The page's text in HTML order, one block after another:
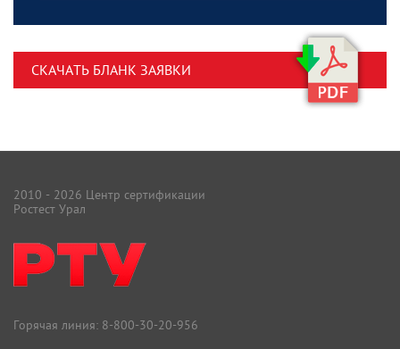
СКАЧАТЬ БЛАНК ЗАЯВКИ
2010 - 2026 Центр сертификации
Ростест Урал
Горячая линия: 8-800-30-20-956